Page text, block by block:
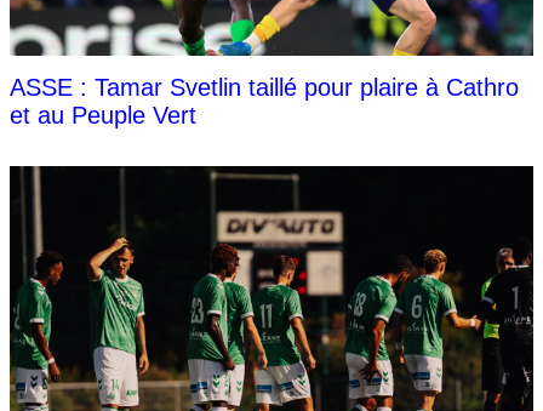
ASSE : Tamar Svetlin taillé pour plaire à Cathro
et au Peuple Vert